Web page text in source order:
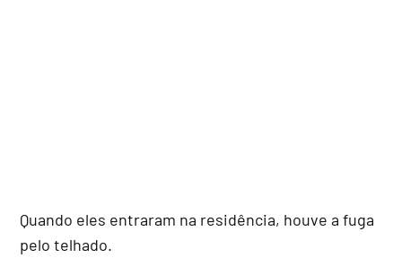
Quando eles entraram na residência, houve a fuga
pelo telhado.